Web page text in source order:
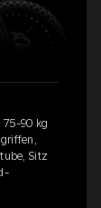
75-90 kg
Sitz